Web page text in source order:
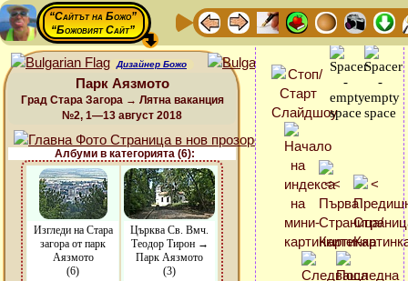
“Сайтът на Божо”
“Божовият Сайт”
Дизайнер Божо
Парк Аязмото
Град Стара Загора → Лятна ваканция
№2, 1—13 август 2018
Албуми в категорията (6):
Изгледи на Стара
загора от парк
Аязмото
(6)
Църква Св. Вмч.
Теодор Тирон →
Парк Аязмото
(3)